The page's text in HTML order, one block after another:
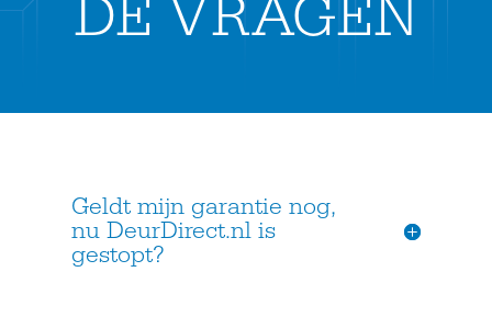
DE VRAGEN
Geldt mijn garantie nog,
nu DeurDirect.nl is
gestopt?